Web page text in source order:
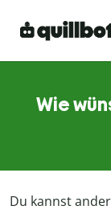
Wie
Du kannst